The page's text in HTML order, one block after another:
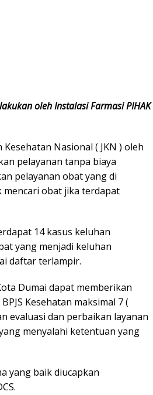
oleh Instalasi Farmasi PIHAK
Nasional ( JKN ) oleh
pelayanan tanpa biaya
pelayanan obat yang di
obat jika terdapat
14 kasus keluhan
yang menjadi keluhan
daftar terlampir.
Dumai dapat memberikan
Kesehatan maksimal 7 (
evaluasi dan perbaikan layanan
menyalahi ketentuan yang
yang baik diucapkan